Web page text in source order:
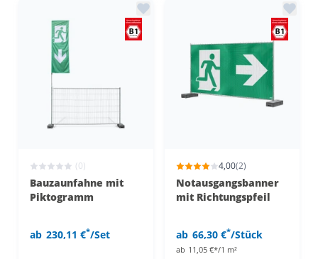
(0)
Bauzaunfahne mit
Piktogramm
ab 230,11 €*/Set
4,00(2)
Notausgangsbanner
mit Richtungspfeil
ab 66,30 €*/Stück
ab 11,05 €*/1 m²